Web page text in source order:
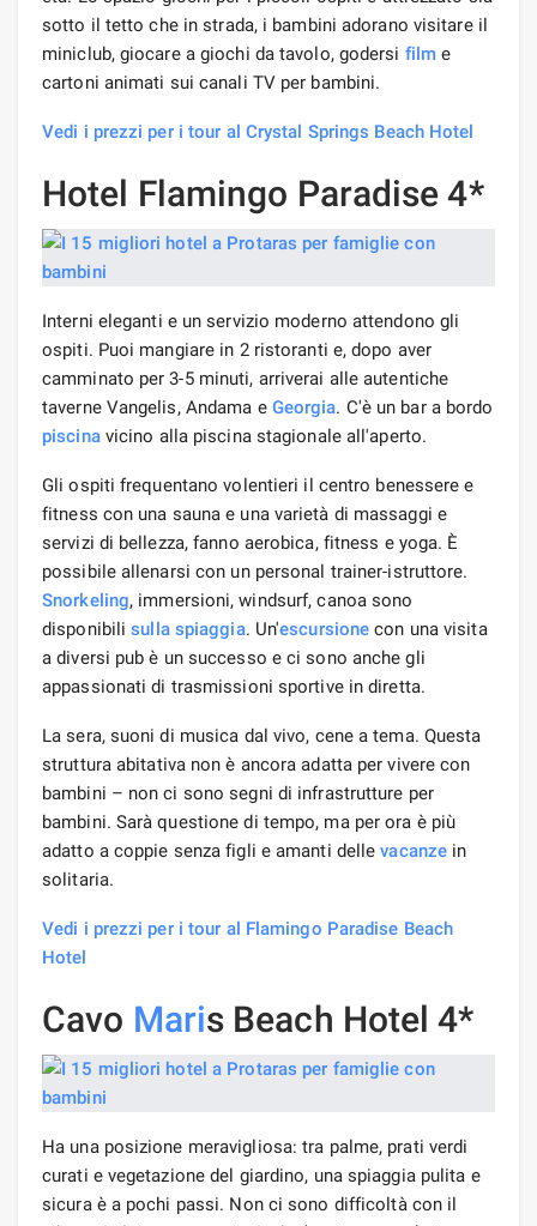
sotto il tetto che in strada, i bambini adorano visitare il
miniclub, giocare a giochi da tavolo, godersi film e
cartoni animati sui canali TV per bambini.
Vedi i prezzi per i tour al Crystal Springs Beach Hotel
Hotel Flamingo Paradise 4*
Interni eleganti e un servizio moderno attendono gli
ospiti. Puoi mangiare in 2 ristoranti e, dopo aver
camminato per 3-5 minuti, arriverai alle autentiche
taverne Vangelis, Andama e Georgia. C'è un bar a bordo
piscinavicino alla piscina stagionale all'aperto.
Gli ospiti frequentano volentieri il centro benessere e
fitness con una sauna e una varietà di massaggi e
servizi di bellezza, fanno aerobica, fitness e yoga. È
possibile allenarsi con un personal trainer-istruttore.
Snorkeling, immersioni, windsurf, canoa sono
disponibilisulla spiaggia. Un'escursione con una visita
a diversi pub è un successo e ci sono anche gli
appassionati di trasmissioni sportive in diretta.
La sera, suoni di musica dal vivo, cene a tema. Questa
struttura abitativa non è ancora adatta per vivere con
bambini – non ci sono segni di infrastrutture per
bambini. Sarà questione di tempo, ma per ora è più
adatto a coppie senza figli e amanti dellevacanze in
solitaria.
Vedi i prezzi per i tour al Flamingo Paradise Beach
Hotel
Cavo Maris Beach Hotel 4*
Ha una posizione meravigliosa: tra palme, prati verdi
curati e vegetazione del giardino, una spiaggia pulita e
sicura è a pochi passi. Non ci sono difficoltà con il